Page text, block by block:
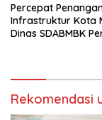
Percepat
Infrastruktur Kota
Dinas SDABMBK
Rekomendasi